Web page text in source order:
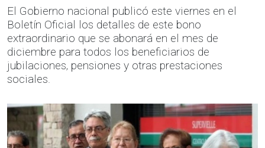
El Gobierno nacional publicó este viernes en el
Boletín Oficial los detalles de este bono
extraordinario que se abonará en el mes de
diciembre para todos los beneficiarios de
jubilaciones, pensiones y otras prestaciones
sociales.